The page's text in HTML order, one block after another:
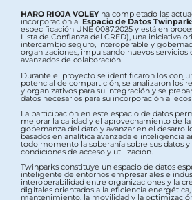
HARO RIOJA VOLEYha completado las
incorporación al Espacio de Datos
especificación UNE 0087:2025 y está en
Lista de Confianza del CRED), una iniciativa
intercambio seguro, interoperable y
organizaciones, impulsando nuevos
avanzados de colaboración.
Durante el proyecto se identificaron los
potencial de compartición, se analizaron los
y organizativos para su integración y se
datos necesarios para su incorporación al
La participación en este espacio de datos
mejorar la calidad y el aprovechamiento de
gobernanza del dato y avanzar en el
basados en analítica avanzada e inteligencia
todo momento la soberanía sobre sus datos
condiciones de acceso y utilización.
Twinparks constituye un espacio de datos
inteligente de entornos empresariales e
interoperabilidad entre organizaciones y la
digitales orientados a la eficiencia
mantenimiento, la movilidad y la